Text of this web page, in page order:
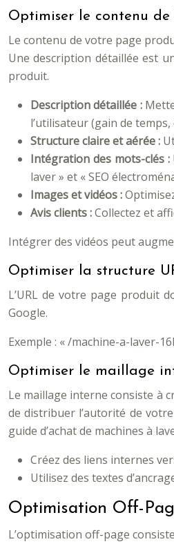
Optimiser le contenu
Le contenu de votre page
Une description détaillée est
produit.
Description détaillée :
l’utilisateur (gain de
Structure claire et aérée :
Intégration des mots-clés :
laver » et « SEO
Images et vidéos :
Avis clients :Collectez et
Intégrer des vidéos peut
Optimiser la structure
L’URL de votre page produit
Google.
Exemple : « /machine-a-laver-
Optimiser le maillage
Le maillage interne consiste à
de distribuer l’autorité de
guide d’achat de machines à
Créez des liens internes
Utilisez des textes
Optimisation Off-
L’optimisation off-page